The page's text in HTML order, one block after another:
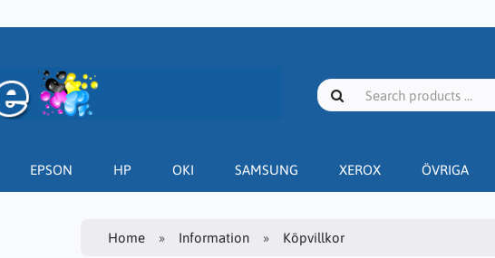
EPSON HP OKI SAMSUNG XEROX ÖVRIGA
Home Information Köpvillkor